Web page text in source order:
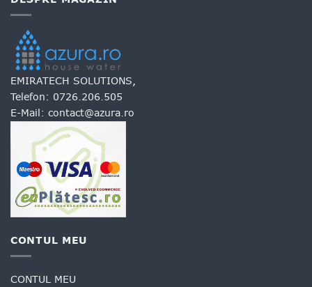
multe
fi
alese
în
pagina
produsului.
EMIRATECH SOLUTIONS,
Telefon: 0726.206.505
E-Mail: contact@azura.ro
CONTUL MEU
CONTUL MEU